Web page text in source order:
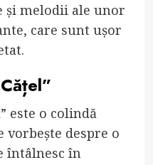
și melodii ale unor
care sunt ușor
este o colindă
vorbește despre o
întâlnesc în